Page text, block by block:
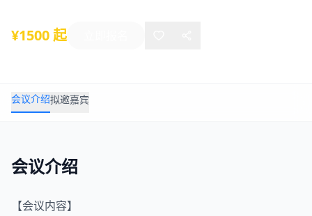
¥1500 起
会议介绍拟邀嘉宾
会议介绍
【会议内容】